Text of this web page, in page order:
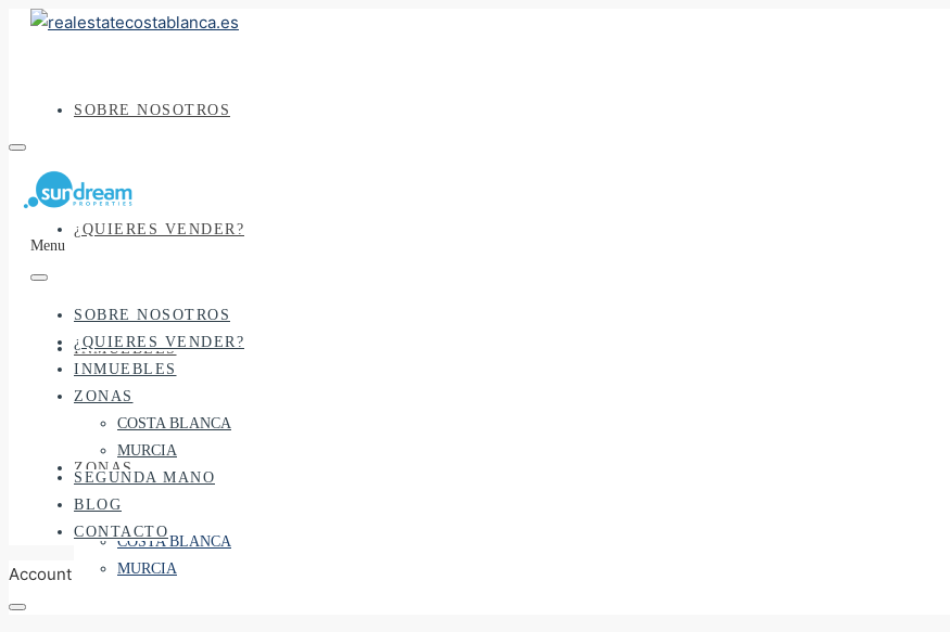
SOBRE NOSOTROS
¿QUIERES VENDER?
INMUEBLES
ZONAS
COSTA BLANCA
MURCIA
Menu
SOBRE NOSOTROS
¿QUIERES VENDER?
INMUEBLES
ZONAS
COSTA BLANCA
MURCIA
SEGUNDA MANO
BLOG
CONTACTO
Account